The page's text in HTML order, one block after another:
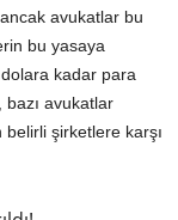
avukatlar bu
bu yasaya
kadar para
bazı avukatlar
belirli şirketlere karşı